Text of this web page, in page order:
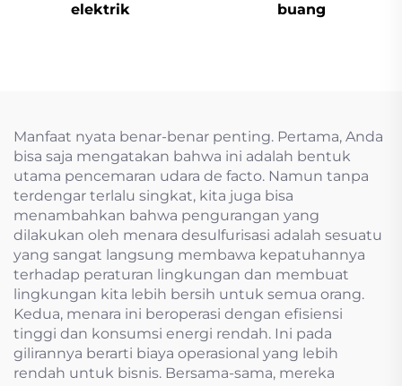
elektrik
buang
Manfaat nyata benar-benar penting. Pertama, Anda
bisa saja mengatakan bahwa ini adalah bentuk
utama pencemaran udara de facto. Namun tanpa
terdengar terlalu singkat, kita juga bisa
menambahkan bahwa pengurangan yang
dilakukan oleh menara desulfurisasi adalah sesuatu
yang sangat langsung membawa kepatuhannya
terhadap peraturan lingkungan dan membuat
lingkungan kita lebih bersih untuk semua orang.
Kedua, menara ini beroperasi dengan efisiensi
tinggi dan konsumsi energi rendah. Ini pada
gilirannya berarti biaya operasional yang lebih
rendah untuk bisnis. Bersama-sama, mereka